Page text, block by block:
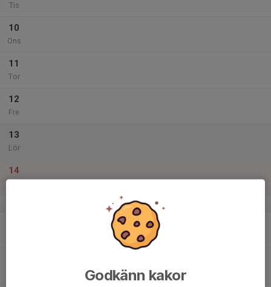
Tis
10
Ons
11
Tor
12
Fre
13
Lör
14
v.25
Godkänn kakor